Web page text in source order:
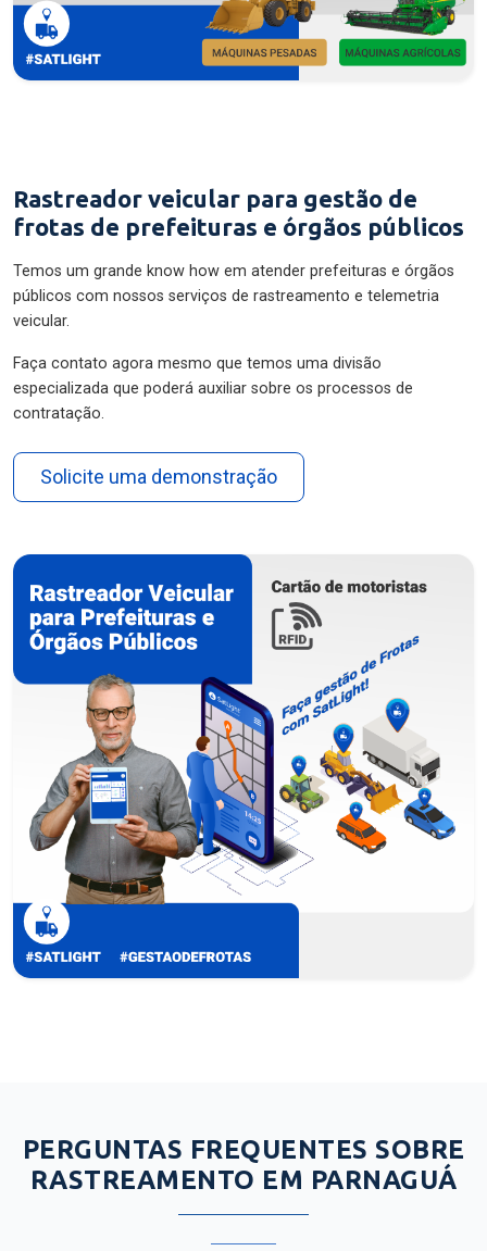
Rastreador veicular para gestão de
frotas de prefeituras e órgãos públicos
Temos um grande know how em atender prefeituras e órgãos
públicos com nossos serviços de rastreamento e telemetria
veicular.
Faça contato agora mesmo que temos uma divisão
especializada que poderá auxiliar sobre os processos de
contratação.
Solicite uma demonstração
PERGUNTAS FREQUENTES SOBRE
RASTREAMENTO EM PARNAGUÁ